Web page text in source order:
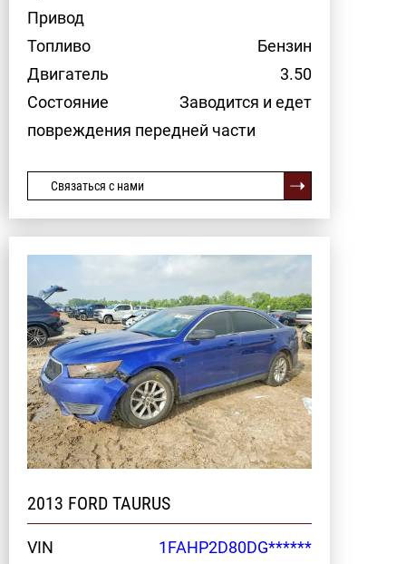
Привод
Топливо
Бензин
Двигатель
3.50
Состояние
Заводится и едет
повреждения передней части
Связаться с нами
2013 FORD TAURUS
VIN
1FAHP2D80DG******